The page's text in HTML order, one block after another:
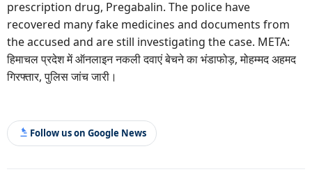
prescription drug, Pregabalin. The police have
recovered many fake medicines and documents from
the accused and are still investigating the case. META:
हिमाचल प्रदेश में ऑनलाइन नकली दवाएं बेचने का भंडाफोड़, मोहम्मद अहमद
गिरफ्तार, पुलिस जांच जारी।
Follow us on Google News